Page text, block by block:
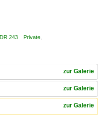
243 Private
zur Galerie
zur Galerie
zur Galerie